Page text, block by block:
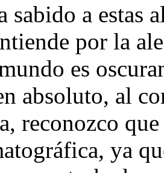
sabido a estas
por la
es
absoluto, al
reconozco
ya